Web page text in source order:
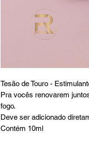
Tesão de Touro -
Pra vocês renovarem
fogo.
Deve ser adicionado
Contém 10ml